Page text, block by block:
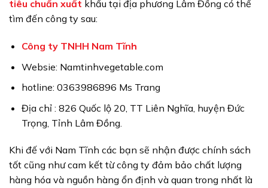
tiêu chuẩn xuất khẩu tại địa phương Lâm Đồng có thể
tìm đến công ty sau:
Công ty TNHH Nam Tĩnh
Websie: Namtinhvegetable.com
hotline: 0363986896 Ms Trang
Địa chỉ : 826 Quốc lộ 20, TT Liên Nghĩa, huyện Đức
Trọng, Tỉnh Lâm Đồng.
Khi đế với Nam Tĩnh các bạn sẽ nhận được chính sách
tốt cũng như cam kết từ công ty đảm bảo chất lượng
hàng hóa và nguồn hàng ổn định và quan trong nhất là